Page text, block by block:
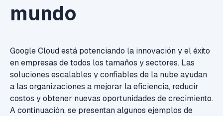
mundo
Google Cloud está potenciando la innovación y el éxito
en empresas de todos los tamaños y sectores. Las
soluciones escalables y confiables de la nube ayudan
a las organizaciones a mejorar la eficiencia, reducir
costos y obtener nuevas oportunidades de crecimiento.
A continuación, se presentan algunos ejemplos de